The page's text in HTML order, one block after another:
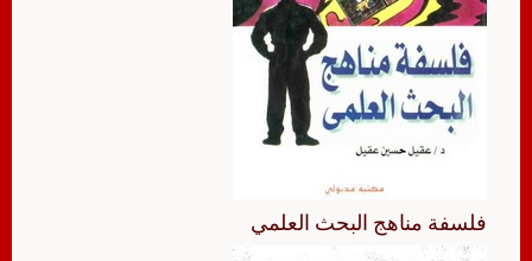
فلسفة مناهج البحث العلمي